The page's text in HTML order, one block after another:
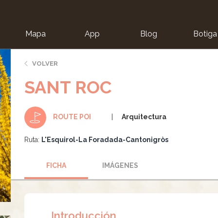
Mapa App Blog Botiga
VOLVER
SANT ROC
ROUTE POI Arquitectura
Ruta: L'Esquirol-La Foradada-Cantonigròs
FICHA IMÁGENES